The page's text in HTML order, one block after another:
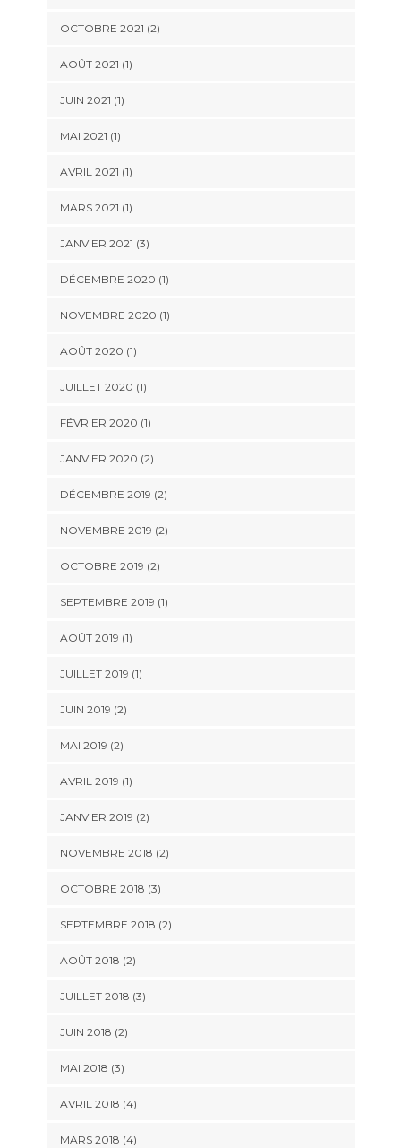
OCTOBRE 2021 (2)
AOÛT 2021 (1)
JUIN 2021 (1)
MAI 2021 (1)
AVRIL 2021 (1)
MARS 2021 (1)
JANVIER 2021 (3)
DÉCEMBRE 2020 (1)
NOVEMBRE 2020 (1)
AOÛT 2020 (1)
JUILLET 2020 (1)
FÉVRIER 2020 (1)
JANVIER 2020 (2)
DÉCEMBRE 2019 (2)
NOVEMBRE 2019 (2)
OCTOBRE 2019 (2)
SEPTEMBRE 2019 (1)
AOÛT 2019 (1)
JUILLET 2019 (1)
JUIN 2019 (2)
MAI 2019 (2)
AVRIL 2019 (1)
JANVIER 2019 (2)
NOVEMBRE 2018 (2)
OCTOBRE 2018 (3)
SEPTEMBRE 2018 (2)
AOÛT 2018 (2)
JUILLET 2018 (3)
JUIN 2018 (2)
MAI 2018 (3)
AVRIL 2018 (4)
MARS 2018 (4)